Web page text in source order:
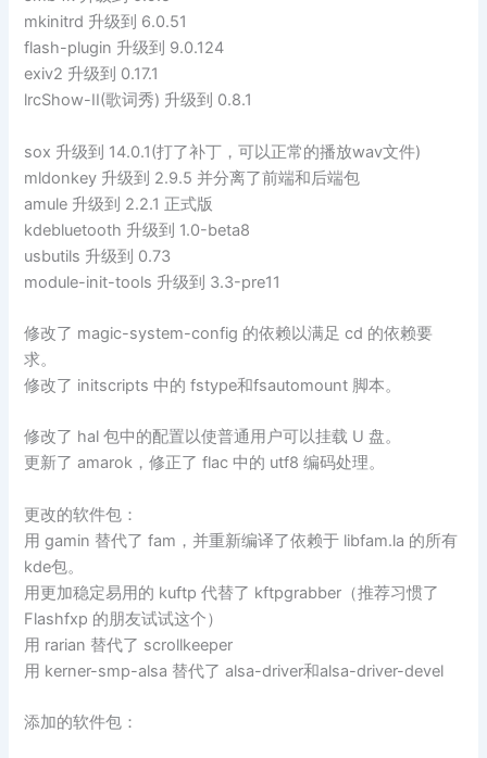
mkinitrd 升级到 6.0.51
flash-plugin 升级到 9.0.124
exiv2 升级到 0.17.1
lrcShow-II(歌词秀) 升级到 0.8.1
sox 升级到 14.0.1(打了补丁，可以正常的播放wav文件)
mldonkey 升级到 2.9.5 并分离了前端和后端包
amule 升级到 2.2.1 正式版
kdebluetooth 升级到 1.0-beta8
usbutils 升级到 0.73
module-init-tools 升级到 3.3-pre11
修改了 magic-system-config 的依赖以满足 cd 的依赖要
求。
修改了 initscripts 中的 fstype和fsautomount 脚本。
修改了 hal 包中的配置以使普通用户可以挂载 U 盘。
更新了 amarok，修正了 flac 中的 utf8 编码处理。
更改的软件包：
用 gamin 替代了 fam，并重新编译了依赖于 libfam.la 的所有
kde包。
用更加稳定易用的 kuftp 代替了 kftpgrabber（推荐习惯了
Flashfxp 的朋友试试这个）
用 rarian 替代了 scrollkeeper
用 kerner-smp-alsa 替代了 alsa-driver和alsa-driver-devel
添加的软件包：